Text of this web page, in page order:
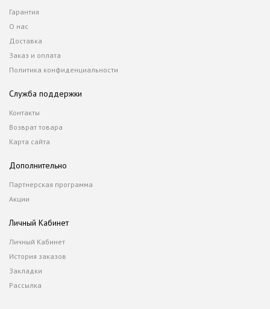
Гарантия
О нас
Доставка
Заказ и оплата
Политика конфиденциальности
Служба поддержки
Контакты
Возврат товара
Карта сайта
Дополнительно
Партнерская программа
Акции
Личный Кабинет
Личный Кабинет
История заказов
Закладки
Рассылка